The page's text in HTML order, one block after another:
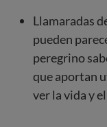
Llamaradas
pueden
peregrino
que aportan
ver la vida y